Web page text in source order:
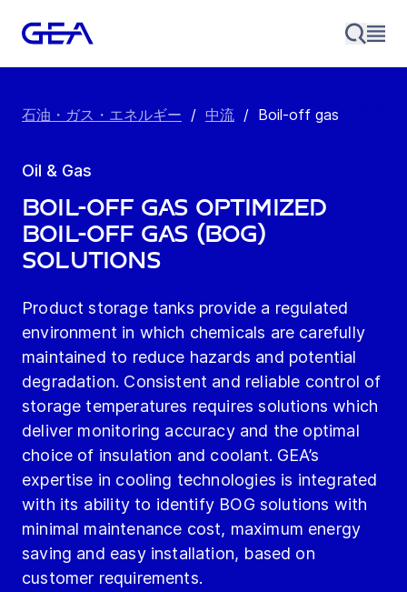
石油・ガス・エネルギー / 中流 / Boil-off gas
Oil & Gas
Boil-off gas OPTIMIZED
BOIL-OFF GAS (BOG)
SOLUTIONS
Product storage tanks provide a regulated
environment in which chemicals are carefully
maintained to reduce hazards and potential
degradation. Consistent and reliable control of
storage temperatures requires solutions which
deliver monitoring accuracy and the optimal
choice of insulation and coolant. GEA’s
expertise in cooling technologies is integrated
with its ability to identify BOG solutions with
minimal maintenance cost, maximum energy
saving and easy installation, based on
customer requirements.